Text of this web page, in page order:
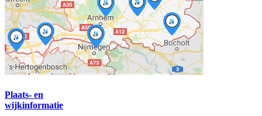
Plaats- en
wijkinformatie